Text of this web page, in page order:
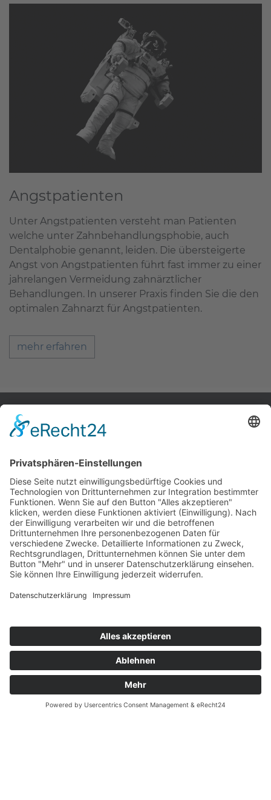
Angstpatienten
Unter Angstpatienten versteht man Patienten
welche unter Zahnbehandlungsphobie, auch
Dentalphobie genannt, leiden. Die übersteigerte
Angst von Angstpatienten führt fast immer zu einer
jahrelangen Vermeidung zahnärztlicher
Behandlungen. In unserer Praxis finden Sie die den
optimalen Zahnarzt für Angstpatienten.
mehr erfahren
Zahnärzte Potsdam
Zahnarzt Suche
Notdienste Potsdam
Wussten Sie schon?
Zahnarzt Lexikon
©2026 Zahnärzte Potsdam